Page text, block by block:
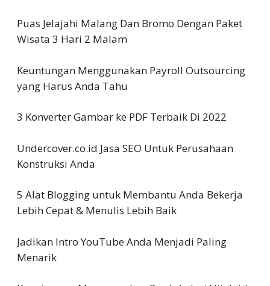
Puas Jelajahi Malang Dan Bromo Dengan Paket
Wisata 3 Hari 2 Malam
Keuntungan Menggunakan Payroll Outsourcing
yang Harus Anda Tahu
3 Konverter Gambar ke PDF Terbaik Di 2022
Undercover.co.id Jasa SEO Untuk Perusahaan
Konstruksi Anda
5 Alat Blogging untuk Membantu Anda Bekerja
Lebih Cepat & Menulis Lebih Baik
Jadikan Intro YouTube Anda Menjadi Paling
Menarik